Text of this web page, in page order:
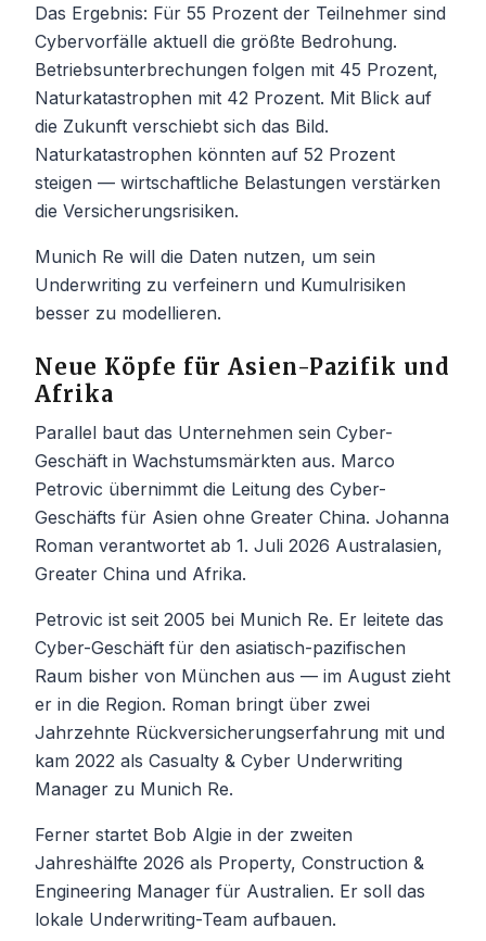
Das Ergebnis: Für 55 Prozent der Teilnehmer sind
Cybervorfälle aktuell die größte Bedrohung.
Betriebsunterbrechungen folgen mit 45 Prozent,
Naturkatastrophen mit 42 Prozent. Mit Blick auf
die Zukunft verschiebt sich das Bild.
Naturkatastrophen könnten auf 52 Prozent
steigen — wirtschaftliche Belastungen verstärken
die Versicherungsrisiken.
Munich Re will die Daten nutzen, um sein
Underwriting zu verfeinern und Kumulrisiken
besser zu modellieren.
Neue Köpfe für Asien-Pazifik und
Afrika
Parallel baut das Unternehmen sein Cyber-
Geschäft in Wachstumsmärkten aus. Marco
Petrovic übernimmt die Leitung des Cyber-
Geschäfts für Asien ohne Greater China. Johanna
Roman verantwortet ab 1. Juli 2026 Australasien,
Greater China und Afrika.
Petrovic ist seit 2005 bei Munich Re. Er leitete das
Cyber-Geschäft für den asiatisch-pazifischen
Raum bisher von München aus — im August zieht
er in die Region. Roman bringt über zwei
Jahrzehnte Rückversicherungserfahrung mit und
kam 2022 als Casualty & Cyber Underwriting
Manager zu Munich Re.
Ferner startet Bob Algie in der zweiten
Jahreshälfte 2026 als Property, Construction &
Engineering Manager für Australien. Er soll das
lokale Underwriting-Team aufbauen.